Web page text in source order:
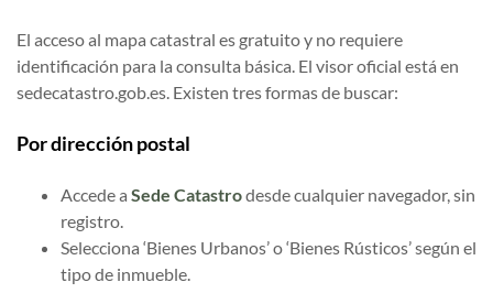
El acceso al mapa catastral es gratuito y no requiere
identificación para la consulta básica. El visor oficial está en
sedecatastro.gob.es. Existen tres formas de buscar:
Por dirección postal
Accede a Sede Catastrodesde cualquier navegador, sin
registro.
Selecciona ‘Bienes Urbanos’ o ‘Bienes Rústicos’ según el
tipo de inmueble.